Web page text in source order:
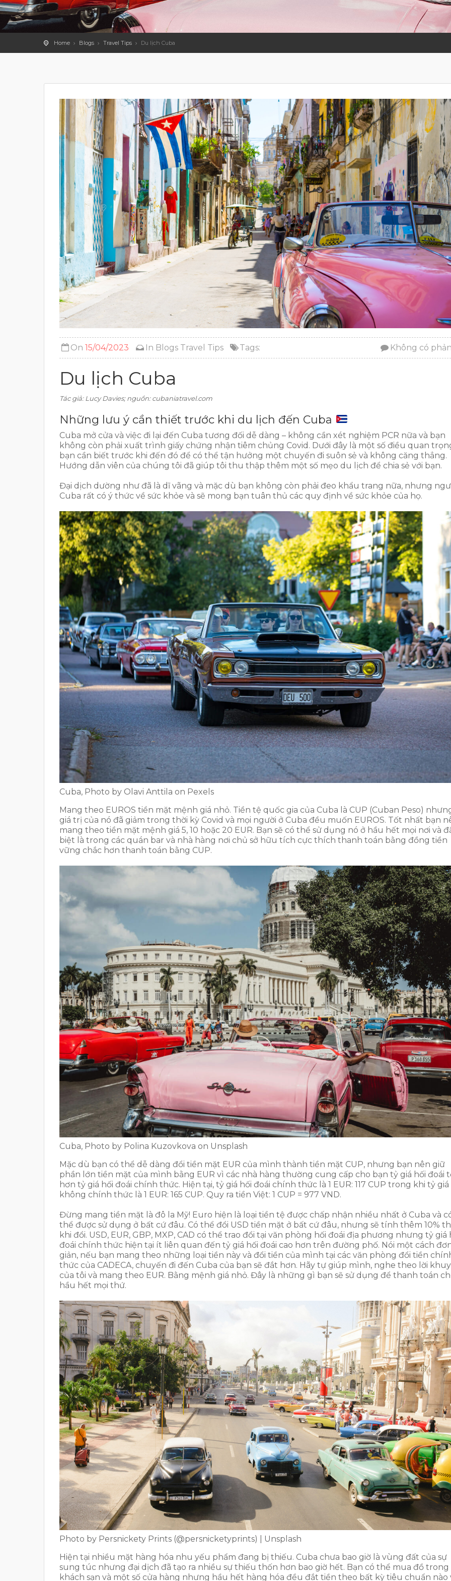
Home Blogs Travel Tips Du lịch Cuba
On15/04/2023 In Blogs Travel Tips Tags: Không có
Du lịch Cuba
Tác giả: Lucy Davies; nguồn: cubaniatravel.com
Những lưu ý cần thiết trước khi du lịch đến Cuba
Cuba mở cửa và việc đi lại đến Cuba tương đối dễ dàng – không cần xét nghiệm PCR nữa và bạn
không còn phải xuất trình giấy chứng nhận tiêm chủng Covid. Dưới đây là một số điều quan
bạn cần biết trước khi đến đó để có thể tận hưởng một chuyến đi suôn sẻ và không căng thẳng.
Hướng dẫn viên của chúng tôi đã giúp tôi thu thập thêm một số mẹo du lịch để chia sẻ với bạn.
Đại dịch dường như đã là dĩ vãng và mặc dù bạn không còn phải đeo khẩu trang nữa, nhưng
Cuba rất có ý thức về sức khỏe và sẽ mong bạn tuân thủ các quy định về sức khỏe của họ.
Cuba, Photo by Olavi Anttila on Pexels
Mang theo EUROS tiền mặt mệnh giá nhỏ. Tiền tệ quốc gia của Cuba là CUP (Cuban Peso)
giá trị của nó đã giảm trong thời kỳ Covid và mọi người ở Cuba đều muốn EUROS. Tốt nhất bạn
mang theo tiền mặt mệnh giá 5, 10 hoặc 20 EUR. Bạn sẽ có thể sử dụng nó ở hầu hết mọi nơi và
biệt là trong các quán bar và nhà hàng nơi chủ sở hữu tích cực thích thanh toán bằng đồng tiền
vững chắc hơn thanh toán bằng CUP.
Cuba, Photo by Polina Kuzovkova on Unsplash
Mặc dù bạn có thể dễ dàng đổi tiền mặt EUR của mình thành tiền mặt CUP, nhưng bạn nên giữ
phần lớn tiền mặt của mình bằng EUR vì các nhà hàng thường cung cấp cho bạn tỷ giá hối đoái
hơn tỷ giá hối đoái chính thức. Hiện tại, tỷ giá hối đoái chính thức là 1 EUR: 117 CUP trong khi tỷ giá
không chính thức là 1 EUR: 165 CUP. Quy ra tiền Việt: 1 CUP = 977 VND.
Đừng mang tiền mặt là đô la Mỹ! Euro hiện là loại tiền tệ được chấp nhận nhiều nhất ở Cuba và
thể được sử dụng ở bất cứ đâu. Có thể đổi USD tiền mặt ở bất cứ đâu, nhưng sẽ tính thêm 10%
khi đổi. USD, EUR, GBP, MXP, CAD có thể trao đổi tại văn phòng hối đoái địa phương nhưng tỷ giá
đoái chính thức hiện tại ít liên quan đến tỷ giá hối đoái cao hơn trên đường phố. Nói một cách
giản, nếu bạn mang theo những loại tiền này và đổi tiền của mình tại các văn phòng đổi tiền
thức của CADECA, chuyến đi đến Cuba của bạn sẽ đắt hơn. Hãy tự giúp mình, nghe theo lời
của tôi và mang theo EUR. Bằng mệnh giá nhỏ. Đây là những gì bạn sẽ sử dụng để thanh toán
hầu hết mọi thứ.
Photo by Persnickety Prints (@persnicketyprints) | Unsplash
Hiện tại nhiều mặt hàng hóa nhu yếu phẩm đang bị thiếu. Cuba chưa bao giờ là vùng đất của sự
sung túc nhưng đại dịch đã tạo ra nhiều sự thiếu thốn hơn bao giờ hết. Bạn có thể mua đồ trong
khách sạn và một số cửa hàng nhưng hầu hết hàng hóa đều đắt tiền theo bất kỳ tiêu chuẩn nào